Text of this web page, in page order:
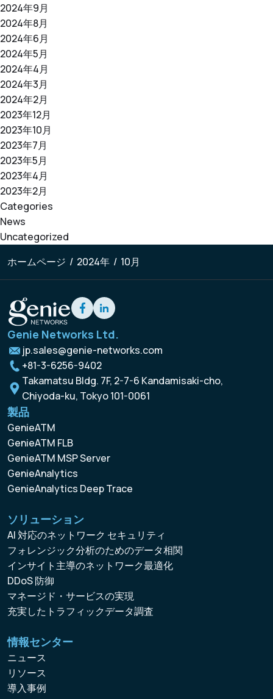
2024年9月
2024年8月
2024年6月
2024年5月
2024年4月
2024年3月
2024年2月
2023年12月
2023年10月
2023年7月
2023年5月
2023年4月
2023年2月
Categories
News
Uncategorized
ホームページ / 2024年 / 10月
Genie Networks Ltd.
jp.sales@genie-networks.com
+81-3-6256-9402
Takamatsu Bldg. 7F, 2-7-6 Kandamisaki-cho,
Chiyoda-ku, Tokyo 101-0061
製品
GenieATM
GenieATM FLB
GenieATM MSP Server
GenieAnalytics
GenieAnalytics Deep Trace
ソリューション
AI 対応のネットワーク セキュリティ
フォレンジック分析のためのデータ相関
インサイト主導のネットワーク最適化
DDoS 防御
マネージド・サービスの実現
充実したトラフィックデータ調査
情報センター
ニュース
リソース
導入事例